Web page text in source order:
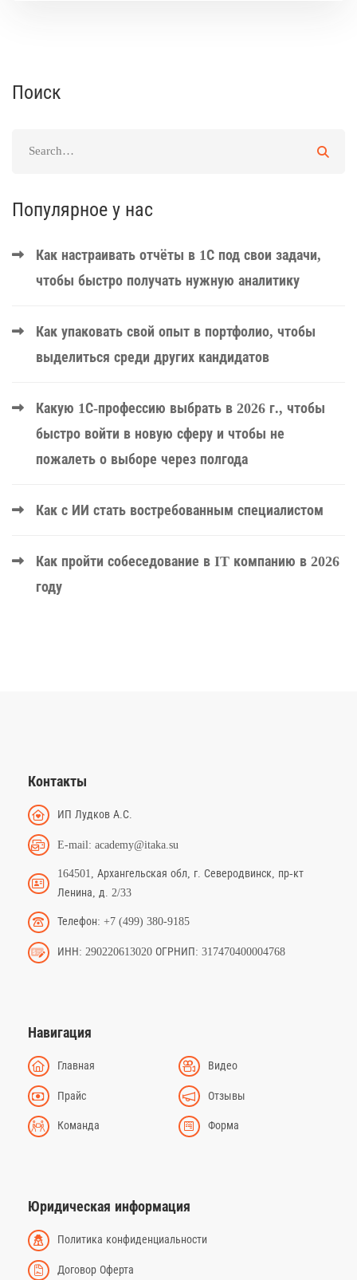
Поиск
Популярное у нас
Как настраивать отчёты в 1С под свои задачи,
чтобы быстро получать нужную аналитику
Как упаковать свой опыт в портфолио, чтобы
выделиться среди других кандидатов
Какую 1С-профессию выбрать в 2026 г., чтобы
быстро войти в новую сферу и чтобы не
пожалеть о выборе через полгода
Как с ИИ стать востребованным специалистом
Как пройти собеседование в IT компанию в 2026
году
Контакты
ИП Лудков А.С.
E-mail: academy@itaka.su
164501, Архангельская обл, г. Северодвинск, пр-кт
Ленина, д. 2/33
Телефон: +7 (499) 380-9185
ИНН: 290220613020 ОГРНИП: 317470400004768
Навигация
Главная Видео
Прайс Отзывы
Команда Форма
Юридическая информация
Политика конфиденциальности
Договор Оферта